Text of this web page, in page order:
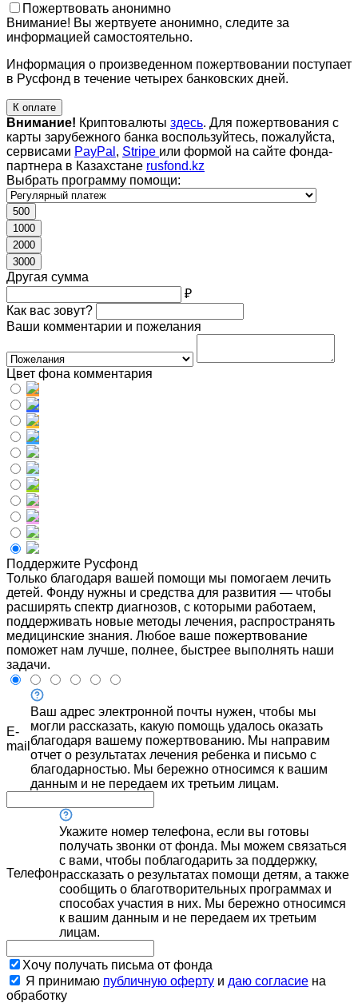
Пожертвовать анонимно
Внимание! Вы жертвуете анонимно, следите за
информацией самостоятельно.
Информация о произведенном пожертвовании поступает
в Русфонд в течение четырех банковских дней.
К оплате
Внимание! Криптовалюты здесь. Для пожертвования с
карты зарубежного банка воспользуйтесь, пожалуйста,
сервисами PayPal , Stripe или формой на сайте фонда-
партнера в Казахстане rusfond.kz
Выбрать программу помощи:
500
1000
2000
3000
Другая сумма
₽
Как вас зовут?
Ваши комментарии и пожелания
Цвет фона комментария
Поддержите Русфонд
Только благодаря вашей помощи мы помогаем лечить
детей. Фонду нужны и средства для развития — чтобы
расширять спектр диагнозов, с которыми работаем,
поддерживать новые методы лечения, распространять
медицинские знания. Любое ваше пожертвование
поможет нам лучше, полнее, быстрее выполнять наши
задачи.
E-
mail
Ваш адрес электронной почты нужен, чтобы мы
могли рассказать, какую помощь удалось оказать
благодаря вашему пожертвованию. Мы направим
отчет о результатах лечения ребенка и письмо с
благодарностью. Мы бережно относимся к вашим
данным и не передаем их третьим лицам.
Телефон
Укажите номер телефона, если вы готовы
получать звонки от фонда. Мы можем связаться
с вами, чтобы поблагодарить за поддержку,
рассказать о результатах помощи детям, а также
сообщить о благотворительных программах и
способах участия в них. Мы бережно относимся
к вашим данным и не передаем их третьим
лицам.
Хочу получать письма от фонда
Я принимаю публичную оферту и даю согласие на
обработку